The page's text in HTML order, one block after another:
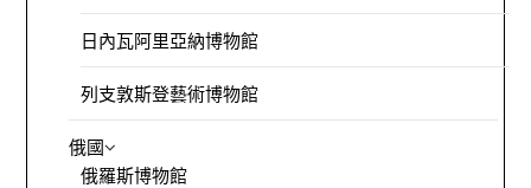
日內瓦阿里亞納博物館
列支敦斯登藝術博物館
俄國
俄羅斯博物館